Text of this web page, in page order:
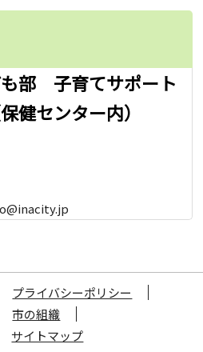
部 子育てサポート
センター内）
プライバシーポリシー
市の組織
サイトマップ